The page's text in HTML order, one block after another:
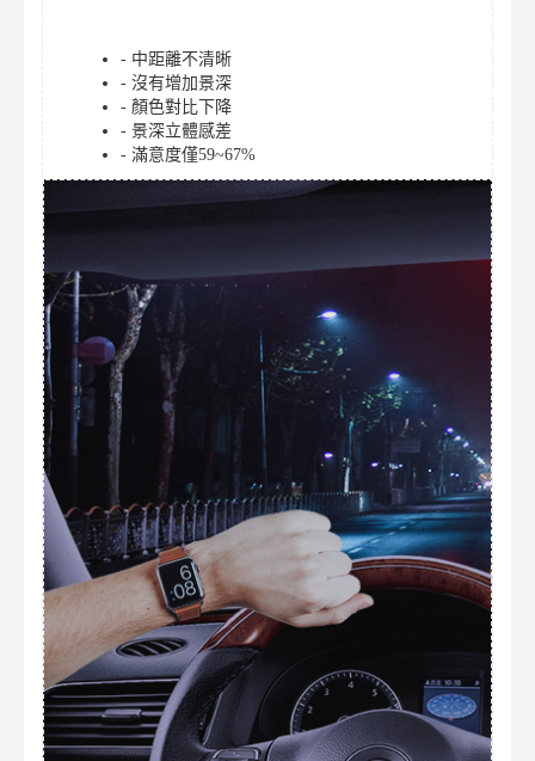
- 中距離不清晰
- 沒有增加景深
- 顏色對比下降
- 景深立體感差
- 滿意度僅59~67%